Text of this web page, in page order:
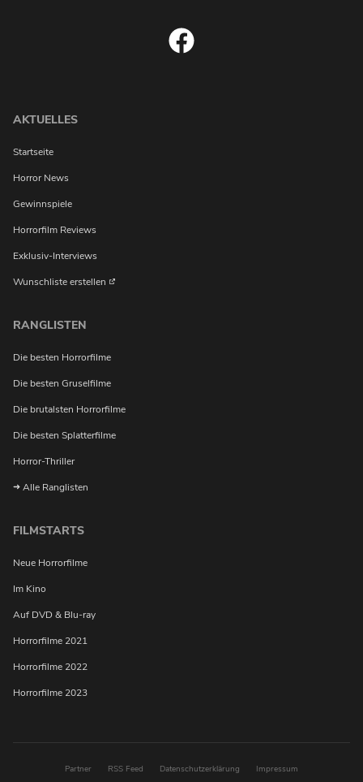
AKTUELLES
Startseite
Horror News
Gewinnspiele
Horrorfilm Reviews
Exklusiv-Interviews
Wunschliste erstellen
RANGLISTEN
Die besten Horrorfilme
Die besten Gruselfilme
Die brutalsten Horrorfilme
Die besten Splatterfilme
Horror-Thriller
Alle Ranglisten
FILMSTARTS
Neue Horrorfilme
Im Kino
Auf DVD & Blu-ray
Horrorfilme 2021
Horrorfilme 2022
Horrorfilme 2023
Partner RSS Feed Datenschutzerklärung Impressum
Möchtest du bei Neuigkeiten über Horrorfilme von uns